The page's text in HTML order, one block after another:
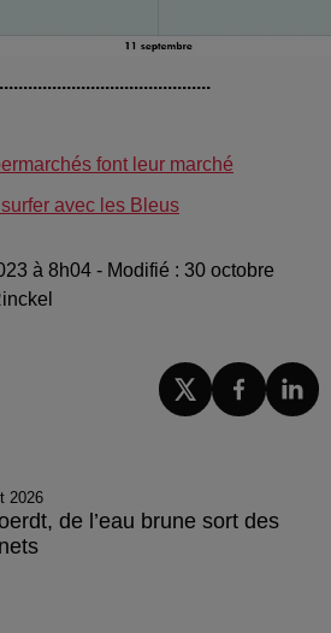
font leur marché
avec les Bleus
à 8h04 - Modifié : 30 octobre
2026
de l’eau brune sort des